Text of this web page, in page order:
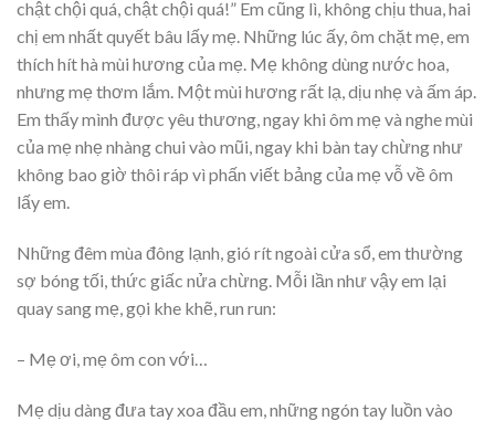
chật chội quá, chật chội quá!” Em cũng lì, không chịu thua, hai
chị em nhất quyết bâu lấy mẹ. Những lúc ấy, ôm chặt mẹ, em
thích hít hà mùi hương của mẹ. Mẹ không dùng nước hoa,
nhưng mẹ thơm lắm. Một mùi hương rất lạ, dịu nhẹ và ấm áp.
Em thấy mình được yêu thương, ngay khi ôm mẹ và nghe mùi
của mẹ nhẹ nhàng chui vào mũi, ngay khi bàn tay chừng như
không bao giờ thôi ráp vì phấn viết bảng của mẹ vỗ về ôm
lấy em.
Những đêm mùa đông lạnh, gió rít ngoài cửa sổ, em thường
sợ bóng tối, thức giấc nửa chừng. Mỗi lần như vậy em lại
quay sang mẹ, gọi khe khẽ, run run:
– Mẹ ơi, mẹ ôm con với…
Mẹ dịu dàng đưa tay xoa đầu em, những ngón tay luồn vào